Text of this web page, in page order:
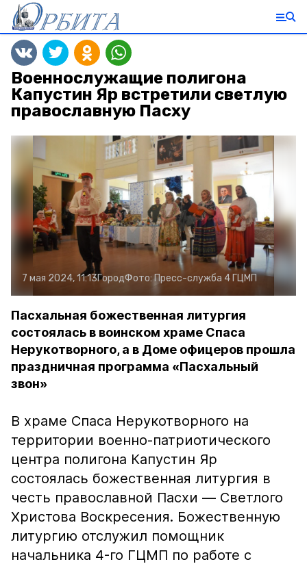
Военнослужащие полигона
Капустин Яр встретили светлую
православную Пасху
7 мая 2024, 11:13ГородФото:Пресс-служба 4 ГЦМП
Пасхальная божественная литургия
состоялась в воинском храме Спаса
Нерукотворного, а в Доме офицеров прошла
праздничная программа «Пасхальный
звон»
В храме Спаса Нерукотворного на
территории военно-патриотического
центра полигона Капустин Яр
состоялась божественная литургия в
честь православной Пасхи — Светлого
Христова Воскресения. Божественную
литургию отслужил помощник
начальника 4-го ГЦМП по работе с